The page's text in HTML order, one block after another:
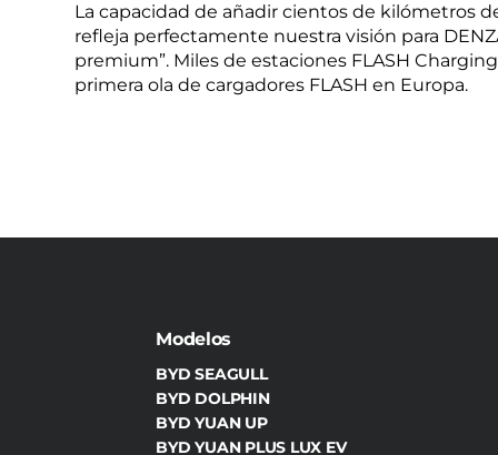
La capacidad de añadir cientos de kilómetros
refleja perfectamente nuestra visión para
premium”. Miles de estaciones FLASH
primera ola de cargadores FLASH en Europa.
Modelos
BYD SEAGULL
BYD DOLPHIN
BYD YUAN UP
BYD YUAN PLUS LUX EV